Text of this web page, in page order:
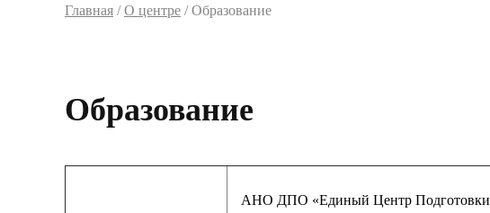
Главная /О центре /Образование
Образование
АНО ДПО «Единый Центр Подготовки